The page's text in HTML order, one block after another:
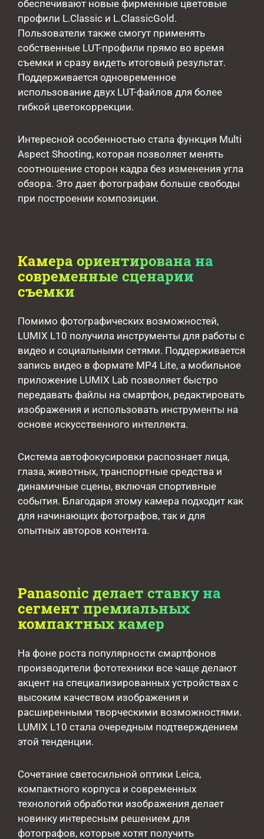
обеспечивают новые фирменные цветовые
профили L.Classic и L.ClassicGold.
Пользователи также смогут применять
собственные LUT-профили прямо во время
съемки и сразу видеть итоговый результат.
Поддерживается одновременное
использование двух LUT-файлов для более
гибкой цветокоррекции.
Интересной особенностью стала функция Multi
Aspect Shooting, которая позволяет менять
соотношение сторон кадра без изменения угла
обзора. Это дает фотографам больше свободы
при построении композиции.
Камера ориентирована на
современные сценарии
съемки
Помимо фотографических возможностей,
LUMIX L10 получила инструменты для работы с
видео и социальными сетями. Поддерживается
запись видео в формате MP4 Lite, а мобильное
приложение LUMIX Lab позволяет быстро
передавать файлы на смартфон, редактировать
изображения и использовать инструменты на
основе искусственного интеллекта.
Система автофокусировки распознает лица,
глаза, животных, транспортные средства и
динамичные сцены, включая спортивные
события. Благодаря этому камера подходит как
для начинающих фотографов, так и для
опытных авторов контента.
Panasonic делает ставку на
сегмент премиальных
компактных камер
На фоне роста популярности смартфонов
производители фототехники все чаще делают
акцент на специализированных устройствах с
высоким качеством изображения и
расширенными творческими возможностями.
LUMIX L10 стала очередным подтверждением
этой тенденции.
Сочетание светосильной оптики Leica,
компактного корпуса и современных
технологий обработки изображения делает
новинку интересным решением для
фотографов, которые хотят получить